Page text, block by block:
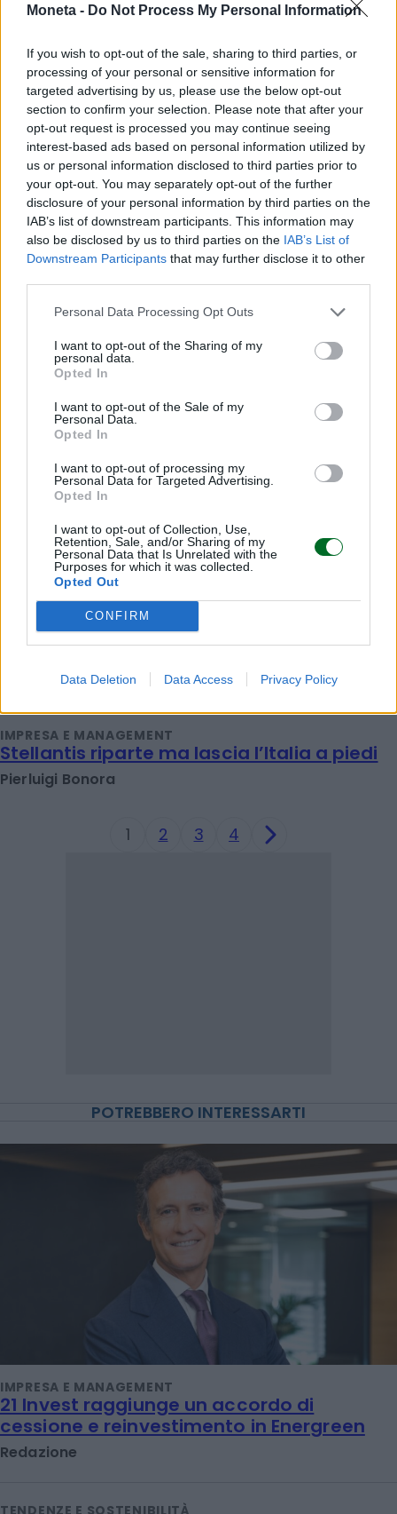
Moneta - Do Not Process My Personal Information
If you wish to opt-out of the sale, sharing to third parties, or
processing of your personal or sensitive information for
targeted advertising by us, please use the below opt-out
section to confirm your selection. Please note that after your
opt-out request is processed you may continue seeing
interest-based ads based on personal information utilized by
us or personal information disclosed to third parties prior to
your opt-out. You may separately opt-out of the further
disclosure of your personal information by third parties on the
IAB’s list of downstream participants. This information may
also be disclosed by us to third parties on the IAB’s List of
Downstream Participants that may further disclose it to other
Personal Data Processing Opt Outs
I want to opt-out of the Sharing of my
personal data.
Opted In
I want to opt-out of the Sale of my
Personal Data.
Opted In
I want to opt-out of processing my
Personal Data for Targeted Advertising.
Opted In
I want to opt-out of Collection, Use,
Retention, Sale, and/or Sharing of my
Personal Data that Is Unrelated with the
Purposes for which it was collected.
Opted Out
CONFIRM
Data Deletion Data Access Privacy Policy
Auto da crash test in Piazza Affari. Nei guai
anche i fornitori
IMPRESA E MANAGEMENT
Stellantis riparte ma lascia l’Italia a piedi
Pierluigi Bonora
1 2 3 4
POTREBBERO INTERESSARTI
IMPRESA E MANAGEMENT
21 Invest raggiunge un accordo di
cessione e reinvestimento in Energreen
Redazione